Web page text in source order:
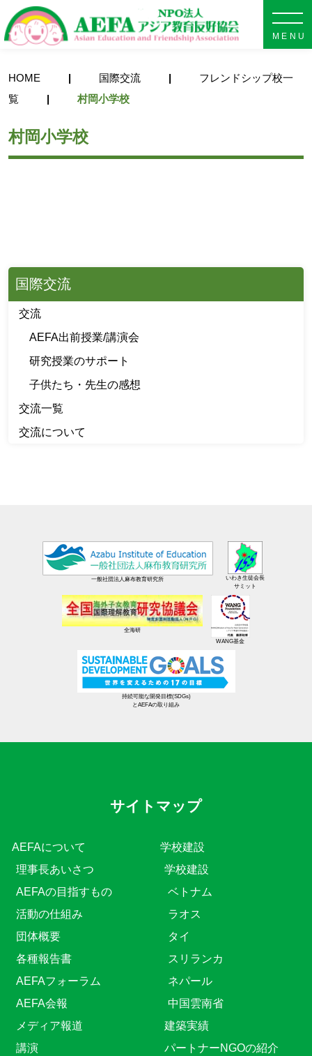
HOME 国際交流
フレンドシップ校一
覧
村岡小学校
村岡小学校
国際交流
交流
AEFA出前授業/講演会
研究授業のサポート
子供たち・先生の感想
交流一覧
交流について
一般社団法人麻布教育研究所
いわき生徒会長
サミット
全海研
WANG基金
持続可能な開発目標(SDGs)
とAEFAの取り組み
サイトマップ
AEFAについて
理事長あいさつ
AEFAの目指すもの
活動の仕組み
団体概要
各種報告書
AEFAフォーラム
AEFA会報
メディア報道
講演
学校建設
学校建設
ベトナム
ラオス
タイ
スリランカ
ネパール
中国雲南省
建築実績
パートナーNGOの紹介